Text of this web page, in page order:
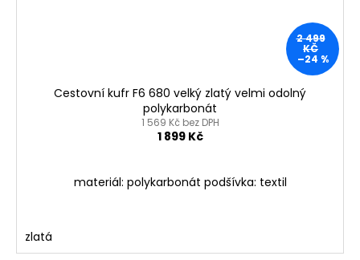
2 499
KČ
–24 %
Cestovní kufr F6 680 velký zlatý velmi odolný
polykarbonát
1 569 Kč bez DPH
1 899 Kč
materiál: polykarbonát podšívka: textil
zlatá